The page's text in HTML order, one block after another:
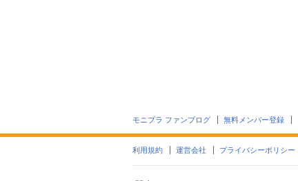
モニプラ ファンブログ 無料メンバー登録
利用規約 運営会社 プライバシーポリシー